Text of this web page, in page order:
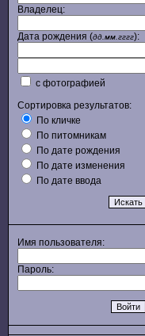
Владелец:
Дата рождения (дд.мм.гггг):
с фотографией
Сортировка результатов:
По кличке
По питомникам
По дате рождения
По дате изменения
По дате ввода
Имя пользователя:
Пароль: